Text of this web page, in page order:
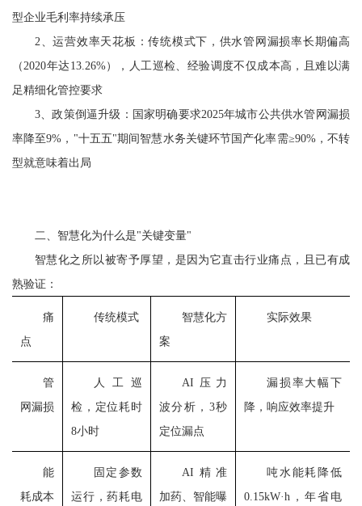
型企业毛利率持续承压
2、运营效率天花板：传统模式下，供水管网漏损率长期偏高
（2020年达13.26%），人工巡检、经验调度不仅成本高，且难以满
足精细化管控要求
3、政策倒逼升级：国家明确要求2025年城市公共供水管网漏损
率降至9%，"十五五"期间智慧水务关键环节国产化率需≥90%，不转
型就意味着出局
二、智慧化为什么是"关键变量"
智慧化之所以被寄予厚望，是因为它直击行业痛点，且已有成
熟验证：
痛
点
传统模式
智慧化方
案
实际效果
管
网漏损
人工巡
检，定位耗时
8小时
AI压力
波分析，3秒
定位漏点
漏损率大幅下
降，响应效率提升
能
耗成本
固定参数
运行，药耗电
AI精准
加药、智能曝
吨水能耗降低
0.15kW·h，年省电